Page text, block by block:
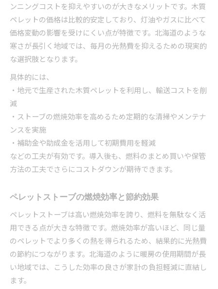
ンニングコストを抑えやすいのが大きなメリットです。木質
ペレットの価格は比較的安定しており、灯油やガスに比べて
価格変動の影響を受けにくい点が特徴です。北海道のような
寒さが長引く地域では、毎月の光熱費を抑えるための現実的
な選択肢となります。
具体的には、
・地元で生産された木質ペレットを利用し、輸送コストを削
減
・ストーブの燃焼効率を高めるため定期的な清掃やメンテナ
ンスを実施
・補助金や助成金を活用して初期費用を軽減
などの工夫が有効です。導入後も、燃料のまとめ買いや保管
方法の工夫でさらにコストダウンが期待できます。
ペレットストーブの燃焼効率と節約効果
ペレットストーブは高い燃焼効率を誇り、燃料を無駄なく活
用できる点が大きな特徴です。燃焼効率が高いほど、同じ量
のペレットでより多くの熱を得られるため、結果的に光熱費
の節約につながります。北海道のように暖房の使用期間が長
い地域では、こうした効率の良さが家計の負担軽減に直結し
ます。